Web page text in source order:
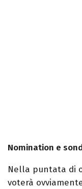
Nomination e
Nella puntata di
voterà